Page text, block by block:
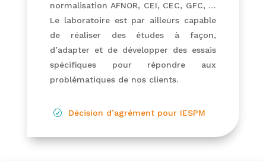
normalisation AFNOR, CEI, CEC, GFC, …
Le laboratoire est par ailleurs capable
de réaliser des études à façon,
d’adapter et de développer des essais
spécifiques pour répondre aux
problématiques de nos clients.
R Décision d’agrément pour IESPM